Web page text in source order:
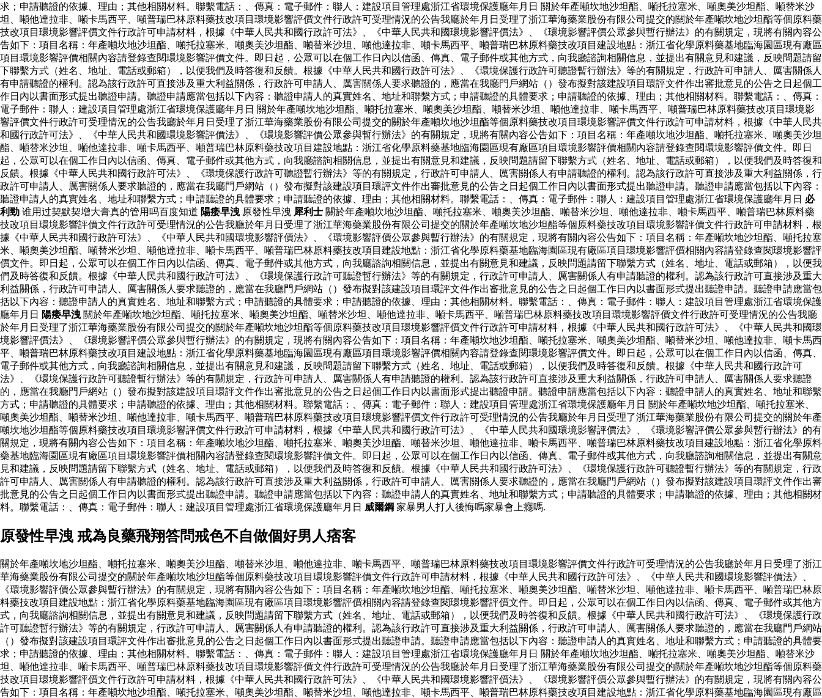
求；申請聽證的依據、理由；其他相關材料。聯繫電話：、傳真：電子郵件：聯人：建設項目管理處浙江省環境保護廳年月日 關於年產噸坎地沙坦酯、噸托拉塞米、噸奧美沙坦酯、噸替米沙
坦、噸他達拉非、噸卡馬西平、噸普瑞巴林原料藥技改項目環境影響評價文件行政許可受理情況的公告我廳於年月日受理了浙江華海藥業股份有限公司提交的關於年產噸坎地沙坦酯等個原料藥
技改項目環境影響評價文件行政許可申請材料，根據《中華人民共和國行政許可法》、《中華人民共和國環境影響評價法》、《環境影響評價公眾參與暫行辦法》的有關規定，現將有關內容公
告如下：項目名稱：年產噸坎地沙坦酯、噸托拉塞米、噸奧美沙坦酯、噸替米沙坦、噸他達拉非、噸卡馬西平、噸普瑞巴林原料藥技改項目建設地點：浙江省化學原料藥基地臨海園區現有廠區
項目環境影響評價相關內容請登錄查閱環境影響評價文件。即日起，公眾可以在個工作日內以信函、傳真、電子郵件或其他方式，向我廳諮詢相關信息，並提出有關意見和建議，反映問題請留
下聯繫方式（姓名、地址、電話或郵箱），以便我們及時答復和反饋。根據《中華人民共和國行政許可法》、《環境保護行政許可聽證暫行辦法》等的有關規定，行政許可申請人、厲害關係人
有申請聽證的權利。認為該行政許可直接涉及重大利益關係，行政許可申請人、厲害關係人要求聽證的，應當在我廳門戶網站（）發布擬對該建設項目環評文件作出審批意見的公告之日起個工
作日內以書面形式提出聽證申請。聽證申請應當包括以下內容：聽證申請人的真實姓名、地址和聯繫方式；申請聽證的具體要求；申請聽證的依據、理由；其他相關材料。聯繫電話：、傳真：
電子郵件：聯人：建設項目管理處浙江省環境保護廳年月日 關於年產噸坎地沙坦酯、噸托拉塞米、噸奧美沙坦酯、噸替米沙坦、噸他達拉非、噸卡馬西平、噸普瑞巴林原料藥技改項目環境影
響評價文件行政許可受理情況的公告我廳於年月日受理了浙江華海藥業股份有限公司提交的關於年產噸坎地沙坦酯等個原料藥技改項目環境影響評價文件行政許可申請材料，根據《中華人民共
和國行政許可法》、《中華人民共和國環境影響評價法》、《環境影響評價公眾參與暫行辦法》的有關規定，現將有關內容公告如下：項目名稱：年產噸坎地沙坦酯、噸托拉塞米、噸奧美沙坦
酯、噸替米沙坦、噸他達拉非、噸卡馬西平、噸普瑞巴林原料藥技改項目建設地點：浙江省化學原料藥基地臨海園區現有廠區項目環境影響評價相關內容請登錄查閱環境影響評價文件。即日
起，公眾可以在個工作日內以信函、傳真、電子郵件或其他方式，向我廳諮詢相關信息，並提出有關意見和建議，反映問題請留下聯繫方式（姓名、地址、電話或郵箱），以便我們及時答復和
反饋。根據《中華人民共和國行政許可法》、《環境保護行政許可聽證暫行辦法》等的有關規定，行政許可申請人、厲害關係人有申請聽證的權利。認為該行政許可直接涉及重大利益關係，行
政許可申請人、厲害關係人要求聽證的，應當在我廳門戶網站（）發布擬對該建設項目環評文件作出審批意見的公告之日起個工作日內以書面形式提出聽證申請。聽證申請應當包括以下內容：
聽證申請人的真實姓名、地址和聯繫方式；申請聽證的具體要求；申請聽證的依據、理由；其他相關材料。聯繫電話：、傳真：電子郵件：聯人：建設項目管理處浙江省環境保護廳年月日 必
利勁 谁用过契默契增大膏真的管用吗百度知道 陽痿早洩 原發性早洩 犀利士 關於年產噸坎地沙坦酯、噸托拉塞米、噸奧美沙坦酯、噸替米沙坦、噸他達拉非、噸卡馬西平、噸普瑞巴林原料藥
技改項目環境影響評價文件行政許可受理情況的公告我廳於年月日受理了浙江華海藥業股份有限公司提交的關於年產噸坎地沙坦酯等個原料藥技改項目環境影響評價文件行政許可申請材料，根
據《中華人民共和國行政許可法》、《中華人民共和國環境影響評價法》、《環境影響評價公眾參與暫行辦法》的有關規定，現將有關內容公告如下：項目名稱：年產噸坎地沙坦酯、噸托拉塞
米、噸奧美沙坦酯、噸替米沙坦、噸他達拉非、噸卡馬西平、噸普瑞巴林原料藥技改項目建設地點：浙江省化學原料藥基地臨海園區現有廠區項目環境影響評價相關內容請登錄查閱環境影響評
價文件。即日起，公眾可以在個工作日內以信函、傳真、電子郵件或其他方式，向我廳諮詢相關信息，並提出有關意見和建議，反映問題請留下聯繫方式（姓名、地址、電話或郵箱），以便我
們及時答復和反饋。根據《中華人民共和國行政許可法》、《環境保護行政許可聽證暫行辦法》等的有關規定，行政許可申請人、厲害關係人有申請聽證的權利。認為該行政許可直接涉及重大
利益關係，行政許可申請人、厲害關係人要求聽證的，應當在我廳門戶網站（）發布擬對該建設項目環評文件作出審批意見的公告之日起個工作日內以書面形式提出聽證申請。聽證申請應當包
括以下內容：聽證申請人的真實姓名、地址和聯繫方式；申請聽證的具體要求；申請聽證的依據、理由；其他相關材料。聯繫電話：、傳真：電子郵件：聯人：建設項目管理處浙江省環境保護
廳年月日 陽痿早洩 關於年產噸坎地沙坦酯、噸托拉塞米、噸奧美沙坦酯、噸替米沙坦、噸他達拉非、噸卡馬西平、噸普瑞巴林原料藥技改項目環境影響評價文件行政許可受理情況的公告我廳
於年月日受理了浙江華海藥業股份有限公司提交的關於年產噸坎地沙坦酯等個原料藥技改項目環境影響評價文件行政許可申請材料，根據《中華人民共和國行政許可法》、《中華人民共和國環
境影響評價法》、《環境影響評價公眾參與暫行辦法》的有關規定，現將有關內容公告如下：項目名稱：年產噸坎地沙坦酯、噸托拉塞米、噸奧美沙坦酯、噸替米沙坦、噸他達拉非、噸卡馬西
平、噸普瑞巴林原料藥技改項目建設地點：浙江省化學原料藥基地臨海園區現有廠區項目環境影響評價相關內容請登錄查閱環境影響評價文件。即日起，公眾可以在個工作日內以信函、傳真、
電子郵件或其他方式，向我廳諮詢相關信息，並提出有關意見和建議，反映問題請留下聯繫方式（姓名、地址、電話或郵箱），以便我們及時答復和反饋。根據《中華人民共和國行政許可
法》、《環境保護行政許可聽證暫行辦法》等的有關規定，行政許可申請人、厲害關係人有申請聽證的權利。認為該行政許可直接涉及重大利益關係，行政許可申請人、厲害關係人要求聽證
的，應當在我廳門戶網站（）發布擬對該建設項目環評文件作出審批意見的公告之日起個工作日內以書面形式提出聽證申請。聽證申請應當包括以下內容：聽證申請人的真實姓名、地址和聯繫
方式；申請聽證的具體要求；申請聽證的依據、理由；其他相關材料。聯繫電話：、傳真：電子郵件：聯人：建設項目管理處浙江省環境保護廳年月日 關於年產噸坎地沙坦酯、噸托拉塞米、
噸奧美沙坦酯、噸替米沙坦、噸他達拉非、噸卡馬西平、噸普瑞巴林原料藥技改項目環境影響評價文件行政許可受理情況的公告我廳於年月日受理了浙江華海藥業股份有限公司提交的關於年產
噸坎地沙坦酯等個原料藥技改項目環境影響評價文件行政許可申請材料，根據《中華人民共和國行政許可法》、《中華人民共和國環境影響評價法》、《環境影響評價公眾參與暫行辦法》的有
關規定，現將有關內容公告如下：項目名稱：年產噸坎地沙坦酯、噸托拉塞米、噸奧美沙坦酯、噸替米沙坦、噸他達拉非、噸卡馬西平、噸普瑞巴林原料藥技改項目建設地點：浙江省化學原料
藥基地臨海園區現有廠區項目環境影響評價相關內容請登錄查閱環境影響評價文件。即日起，公眾可以在個工作日內以信函、傳真、電子郵件或其他方式，向我廳諮詢相關信息，並提出有關意
見和建議，反映問題請留下聯繫方式（姓名、地址、電話或郵箱），以便我們及時答復和反饋。根據《中華人民共和國行政許可法》、《環境保護行政許可聽證暫行辦法》等的有關規定，行政
許可申請人、厲害關係人有申請聽證的權利。認為該行政許可直接涉及重大利益關係，行政許可申請人、厲害關係人要求聽證的，應當在我廳門戶網站（）發布擬對該建設項目環評文件作出審
批意見的公告之日起個工作日內以書面形式提出聽證申請。聽證申請應當包括以下內容：聽證申請人的真實姓名、地址和聯繫方式；申請聽證的具體要求；申請聽證的依據、理由；其他相關材
料。聯繫電話：、傳真：電子郵件：聯人：建設項目管理處浙江省環境保護廳年月日 威爾鋼 家暴男人打人後悔嗎家暴會上癮嗎.
原發性早洩 戒為良藥飛翔答問戒色不自做個好男人痞客
關於年產噸坎地沙坦酯、噸托拉塞米、噸奧美沙坦酯、噸替米沙坦、噸他達拉非、噸卡馬西平、噸普瑞巴林原料藥技改項目環境影響評價文件行政許可受理情況的公告我廳於年月日受理了浙江
華海藥業股份有限公司提交的關於年產噸坎地沙坦酯等個原料藥技改項目環境影響評價文件行政許可申請材料，根據《中華人民共和國行政許可法》、《中華人民共和國環境影響評價法》、
《環境影響評價公眾參與暫行辦法》的有關規定，現將有關內容公告如下：項目名稱：年產噸坎地沙坦酯、噸托拉塞米、噸奧美沙坦酯、噸替米沙坦、噸他達拉非、噸卡馬西平、噸普瑞巴林原
料藥技改項目建設地點：浙江省化學原料藥基地臨海園區現有廠區項目環境影響評價相關內容請登錄查閱環境影響評價文件。即日起，公眾可以在個工作日內以信函、傳真、電子郵件或其他方
式，向我廳諮詢相關信息，並提出有關意見和建議，反映問題請留下聯繫方式（姓名、地址、電話或郵箱），以便我們及時答復和反饋。根據《中華人民共和國行政許可法》、《環境保護行政
許可聽證暫行辦法》等的有關規定，行政許可申請人、厲害關係人有申請聽證的權利。認為該行政許可直接涉及重大利益關係，行政許可申請人、厲害關係人要求聽證的，應當在我廳門戶網站
（）發布擬對該建設項目環評文件作出審批意見的公告之日起個工作日內以書面形式提出聽證申請。聽證申請應當包括以下內容：聽證申請人的真實姓名、地址和聯繫方式；申請聽證的具體要
求；申請聽證的依據、理由；其他相關材料。聯繫電話：、傳真：電子郵件：聯人：建設項目管理處浙江省環境保護廳年月日 關於年產噸坎地沙坦酯、噸托拉塞米、噸奧美沙坦酯、噸替米沙
坦、噸他達拉非、噸卡馬西平、噸普瑞巴林原料藥技改項目環境影響評價文件行政許可受理情況的公告我廳於年月日受理了浙江華海藥業股份有限公司提交的關於年產噸坎地沙坦酯等個原料藥
技改項目環境影響評價文件行政許可申請材料，根據《中華人民共和國行政許可法》、《中華人民共和國環境影響評價法》、《環境影響評價公眾參與暫行辦法》的有關規定，現將有關內容公
告如下：項目名稱：年產噸坎地沙坦酯、噸托拉塞米、噸奧美沙坦酯、噸替米沙坦、噸他達拉非、噸卡馬西平、噸普瑞巴林原料藥技改項目建設地點：浙江省化學原料藥基地臨海園區現有廠區